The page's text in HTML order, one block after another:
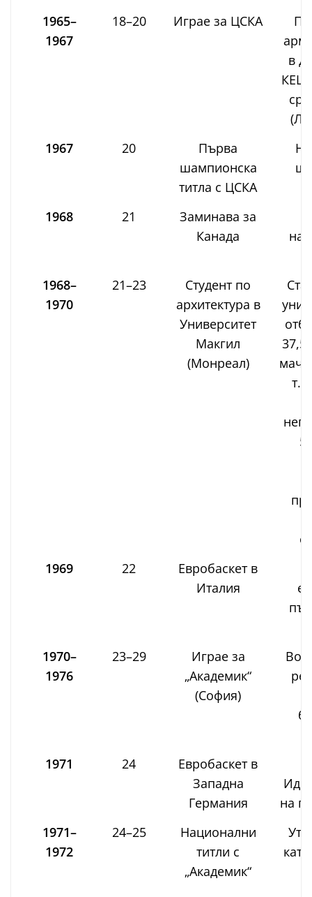
1965–
1967
18–20 Играе за ЦСКА
в
КЕШ
1967
20
Първа
шампионска
титла с ЦСКА
1968
21
Заминава за
Канада
1968–
1970
21–23
Студент по
архитектура в
Университет
Макгил
(Монреал)
37,5
мач
т.
1969
22
Евробаскет в
Италия
1970–
1976
23–29
Играе за
„Академик“
(София)
1971
24
Евробаскет в
Западна
Германия
на
1971–
1972
24–25
Национални
титли с
„Академик“